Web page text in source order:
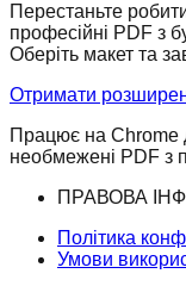
Перестаньте
професійні PDF з
Оберіть макет та
Отримати
Працює на Chrome
необмежені PDF з
ПРАВОВА
Політика
Умови